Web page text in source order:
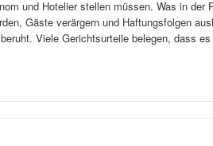
und Hotelier stellen müssen. Was in
Gäste verärgern und Haftungsfolgen
Viele Gerichtsurteile belegen, dass